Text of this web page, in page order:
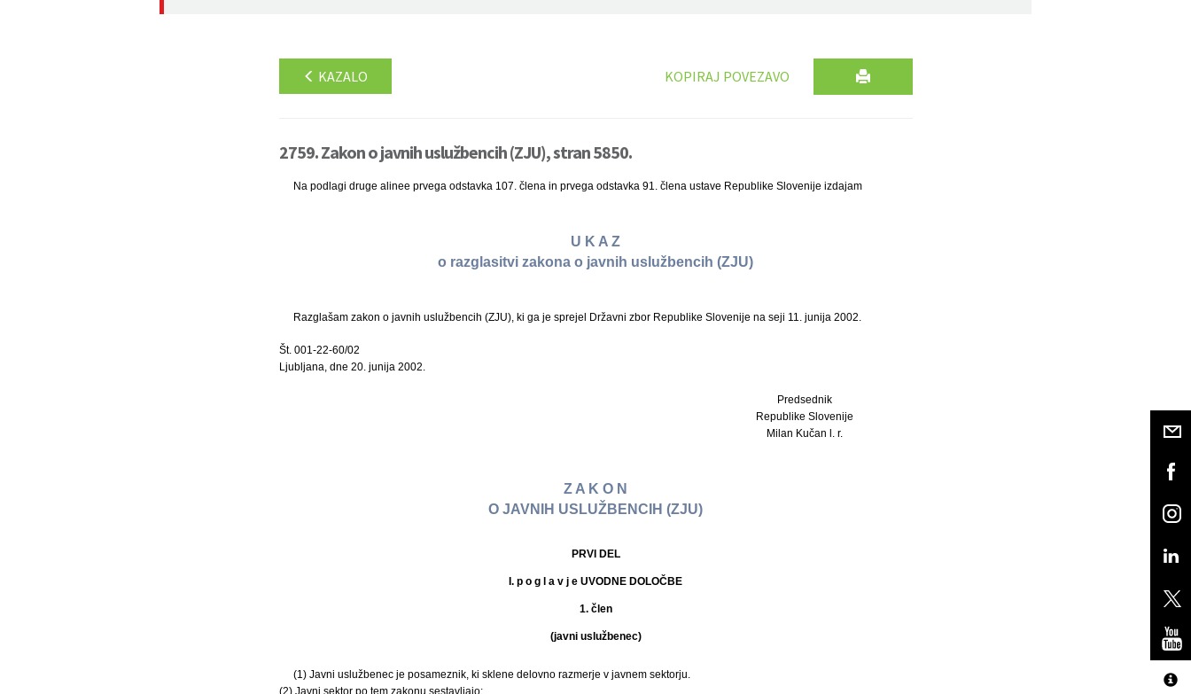
KAZALO KOPIRAJ POVEZAVO
2759. Zakon o javnih uslužbencih (ZJU), stran 5850.
Na podlagi druge alinee prvega odstavka 107. člena in prvega odstavka 91. člena ustave Republike Slovenije izdajam
U K A Z
o razglasitvi zakona o javnih uslužbencih (ZJU)
Razglašam zakon o javnih uslužbencih (ZJU), ki ga je sprejel Državni zbor Republike Slovenije na seji 11. junija 2002.
Št. 001-22-60/02
Ljubljana, dne 20. junija 2002.
Predsednik
Republike Slovenije
Milan Kučan l. r.
Z A K O N
O JAVNIH USLUŽBENCIH (ZJU)
PRVI DEL
I. p o g l a v j e UVODNE DOLOČBE
1. člen
(javni uslužbenec)
(1) Javni uslužbenec je posameznik, ki sklene delovno razmerje v javnem sektorju.
(2) Javni sektor po tem zakonu sestavljajo: